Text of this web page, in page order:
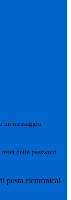
un messaggio
della password
posta elettronica!